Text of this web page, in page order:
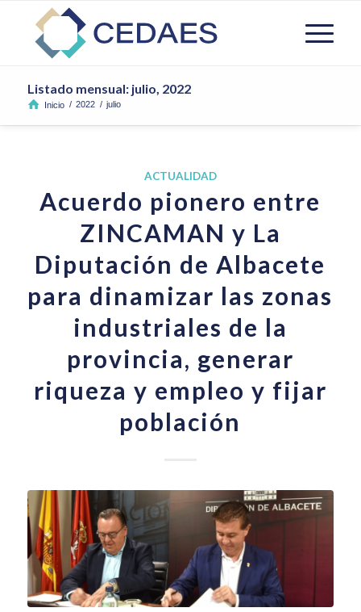
Listado mensual: julio, 2022
Inicio / 2022 / julio
ACTUALIDAD
Acuerdo pionero entre
ZINCAMAN y La
Diputación de Albacete
para dinamizar las zonas
industriales de la
provincia, generar
riqueza y empleo y fijar
población